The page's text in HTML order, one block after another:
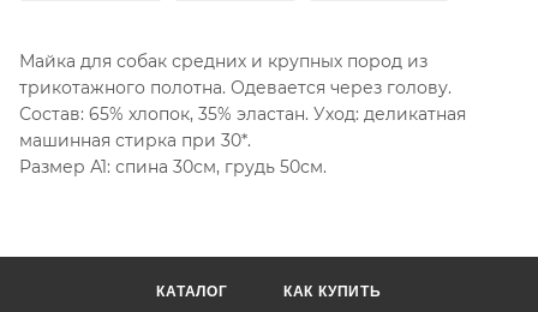
Майка для собак средних и крупных пород из
трикотажного полотна. Одевается через голову.
Состав: 65% хлопок, 35% эластан. Уход: деликатная
машинная стирка при 30*.
Размер А1: спина 30см, грудь 50см.
КАТАЛОГ КАК КУПИТЬ